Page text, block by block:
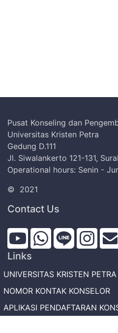
Pusat Konseling dan
Universitas Kristen Petra
Gedung D.111
Jl. Siwalankerto 121-131,
Operational hours: Senin -
© 2021
Contact Us
Links
UNIVERSITAS KRISTEN PETRA
NOMOR KONTAK KONSELOR
APLIKASI PENDAFTARAN